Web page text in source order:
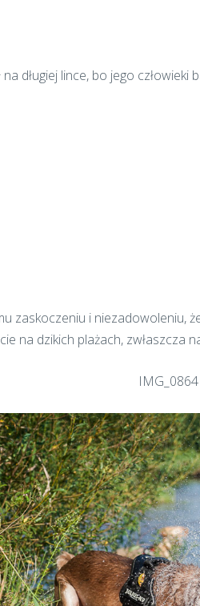
długiej lince, bo jego człowieki
zaskoczeniu i
na dzikich plażach, zwłaszcza